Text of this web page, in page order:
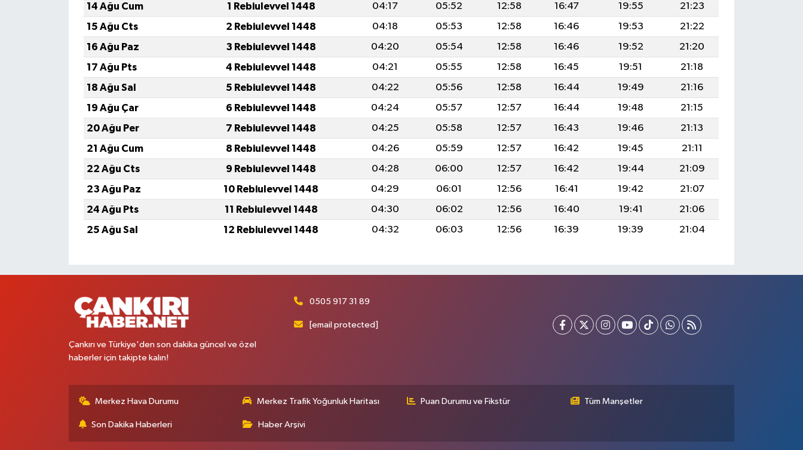
14 Ağu Cum
1 Rebiulevvel 1448 04:17 05:52 12:58 16:47 19:55
21:23
15 Ağu Cts
2 Rebiulevvel 1448 04:18 05:53 12:58 16:46 19:53
21:22
16 Ağu Paz
3 Rebiulevvel 1448 04:20 05:54 12:58 16:46 19:52
21:20
17 Ağu Pts
4 Rebiulevvel 1448 04:21 05:55 12:58 16:45 19:51
21:18
18 Ağu Sal
5 Rebiulevvel 1448 04:22 05:56 12:58 16:44 19:49
21:16
19 Ağu Çar
6 Rebiulevvel 1448 04:24 05:57 12:57 16:44 19:48
21:15
20 Ağu Per
7 Rebiulevvel 1448 04:25 05:58 12:57 16:43 19:46
21:13
21 Ağu Cum
8 Rebiulevvel 1448 04:26 05:59 12:57 16:42 19:45
21:11
22 Ağu Cts
9 Rebiulevvel 1448 04:28 06:00 12:57 16:42 19:44
21:09
23 Ağu Paz
10 Rebiulevvel 1448 04:29 06:01 12:56 16:41 19:42
21:07
24 Ağu Pts
11 Rebiulevvel 1448 04:30 06:02 12:56 16:40 19:41
21:06
25 Ağu Sal
12 Rebiulevvel 1448 04:32 06:03 12:56 16:39 19:39 21:04
Çankırı ve Türkiye'den son dakika güncel ve özel
haberler için takipte kalın!
0505 917 31 89
[email protected]
Merkez Hava Durumu Merkez Trafik Yoğunluk Haritası Puan Durumu ve Fikstür Tüm Manşetler
Son Dakika Haberleri Haber Arşivi